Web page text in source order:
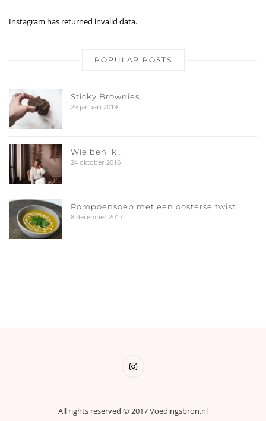
Instagram has returned invalid data.
POPULAR POSTS
Sticky Brownies
29 januari 2019
Wie ben ik…
24 oktober 2016
Pompoensoep met een oosterse twist
8 december 2017
All rights reserved © 2017 Voedingsbron.nl